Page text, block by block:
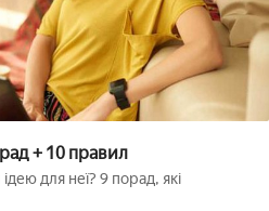
+ 10 правил
для неї? 9 порад, які